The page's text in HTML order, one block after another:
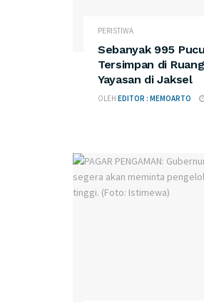
PERISTIWA
Sebanyak 995
Tersimpan di
Yayasan di Jaksel
OLEH EDITOR : MEMOARTO